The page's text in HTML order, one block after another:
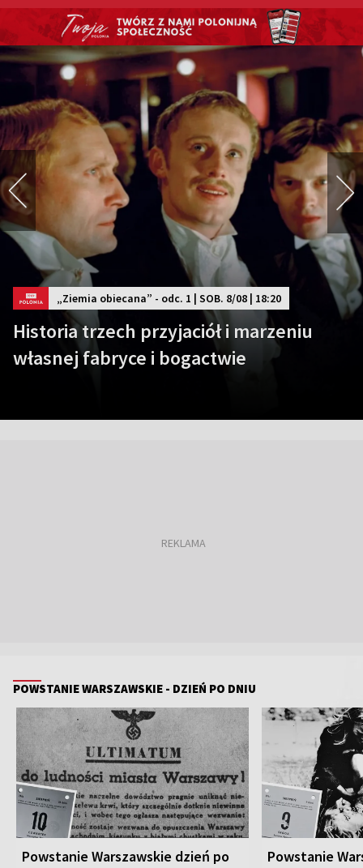
„Ziemia obiecana” - odc. 1 | SOB. 8/08 | 18:20
Historia trzech przyjaciół i marzeniu
własnej fabryce i bogactwie
POWSTANIE WARSZAWSKIE - DZIEŃ PO DNIU
Powstanie Warszawskie dzień po
Powstanie